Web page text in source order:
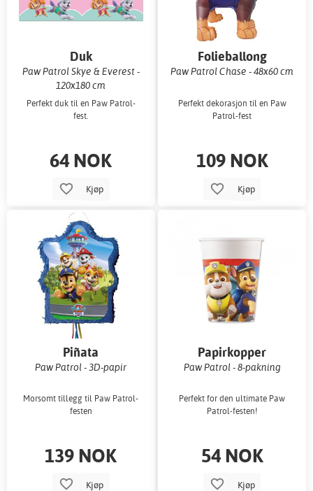
Duk
Paw Patrol Skye & Everest -
120x180 cm
Perfekt duk til en Paw Patrol-
fest.
64 NOK
Kjøp
Folieballong
Paw Patrol Chase - 48x60 cm
Perfekt dekorasjon til en Paw
Patrol-fest
109 NOK
Kjøp
Piñata
Paw Patrol - 3D-papir
Morsomt tillegg til Paw Patrol-
festen
139 NOK
Kjøp
Papirkopper
Paw Patrol - 8-pakning
Perfekt for den ultimate Paw
Patrol-festen!
54 NOK
Kjøp